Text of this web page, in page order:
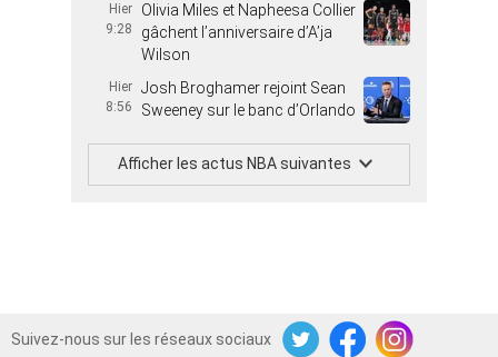
Hier
9:28
Olivia Miles et Napheesa Collier
gâchent l’anniversaire d’A’ja
Wilson
Hier
8:56
Josh Broghamer rejoint Sean
Sweeney sur le banc d’Orlando
Afficher les actus NBA suivantes
Suivez-nous sur les réseaux sociaux
TwitterFacebookInstagram